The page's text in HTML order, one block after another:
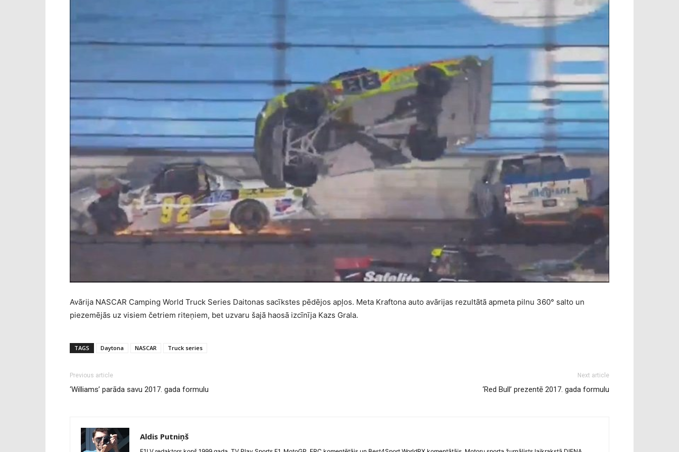
Avārija NASCAR Camping World Truck Series Daitonas sacīkstes pēdējos apļos. Meta Kraftona auto avārijas rezultātā apmeta pilnu 360° salto un
piezemējās uz visiem četriem riteņiem, bet uzvaru šajā haosā izcīnīja Kazs Grala.
TAGS Daytona NASCAR Truck series
Previous article
‘Williams’ parāda savu 2017. gada formulu
Next article
‘Red Bull’ prezentē 2017. gada formulu
Aldis Putniņš